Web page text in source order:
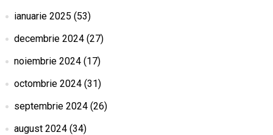
ianuarie 2025 (53)
decembrie 2024(27)
noiembrie 2024(17)
octombrie 2024(31)
septembrie 2024(26)
august 2024(34)